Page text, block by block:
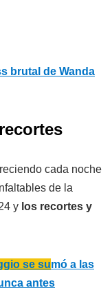
brutal de Wanda
cada noche
de la
y los recortes y
se sumó a las
antes